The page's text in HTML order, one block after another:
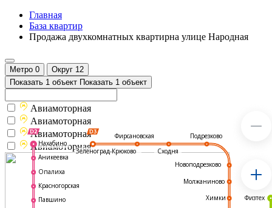
Главная
База квартир
Продажа двухкомнатных квартирна улице Народная
Метро 0 Округ 12
Показать 1 объект Показать 1 объект
Фирсановская
Сходня
Подрезково
Новоподрезково
Молжаниново
Химки
Нахабино
Аникеевка
Опалиха
Красногорская
Павшино
Физтех
Зеленоград-Крюково
Авиамоторная
Авиамоторная
Авиамоторная
Авиамоторная